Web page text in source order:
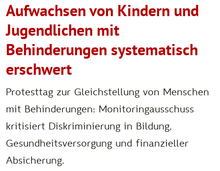
Aufwachsen von Kindern und
Jugendlichen mit
Behinderungen systematisch
erschwert
Protesttag zur Gleichstellung von Menschen
mit Behinderungen: Monitoringausschuss
kritisiert Diskriminierung in Bildung,
Gesundheitsversorgung und finanzieller
Absicherung.